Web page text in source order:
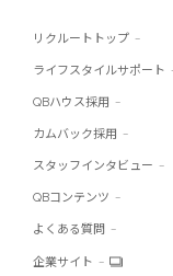
リクルートトップ
ライフスタイルサポート
QBハウス採用
カムバック採用
スタッフインタビュー
QBコンテンツ
よくある質問
企業サイト